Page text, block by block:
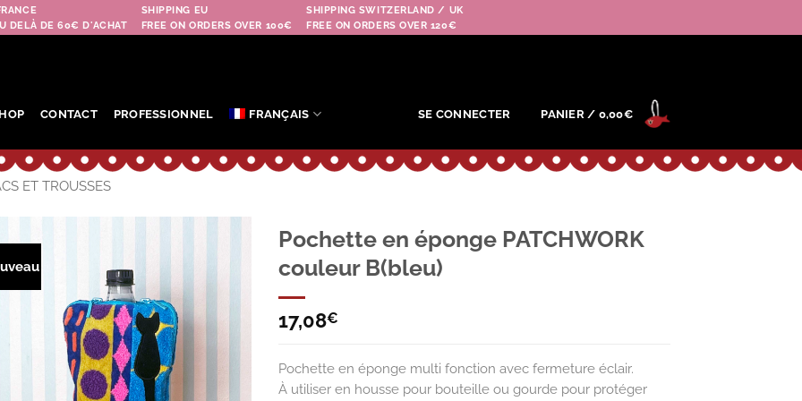
DELÀ DE 60€ D'ACHAT
SHIPPING EU
FREE ON ORDERS OVER 100€
SHIPPING SWITZERLAND / UK
FREE ON ORDERS OVER 120€
CONTACT PROFESSIONNEL FRANÇAIS SE CONNECTER PANIER / 0,00€
ET TROUSSES
Pochette en éponge PATCHWORK
couleur B(bleu)
17,08€
Pochette en éponge multi fonction avec fermeture éclair.
À utiliser en housse pour bouteille ou gourde pour protéger